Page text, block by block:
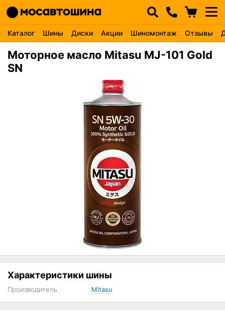
Каталог Шины Диски Акции Шиномонтаж Отзывы
Моторное масло Mitasu MJ-101 Gold
SN
Характеристики шины
Производитель Mitasu